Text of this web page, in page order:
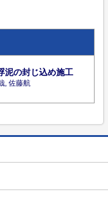
泥の封じ込め施工
, 佐藤航